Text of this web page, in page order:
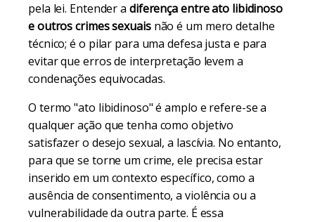
pela lei. Entender a diferença entre ato libidinoso
e outros crimes sexuaisnão é um mero detalhe
técnico; é o pilar para uma defesa justa e para
evitar que erros de interpretação levem a
condenações equivocadas.
O termo "ato libidinoso" é amplo e refere-se a
qualquer ação que tenha como objetivo
satisfazer o desejo sexual, a lascívia. No entanto,
para que se torne um crime, ele precisa estar
inserido em um contexto específico, como a
ausência de consentimento, a violência ou a
vulnerabilidade da outra parte. É essa